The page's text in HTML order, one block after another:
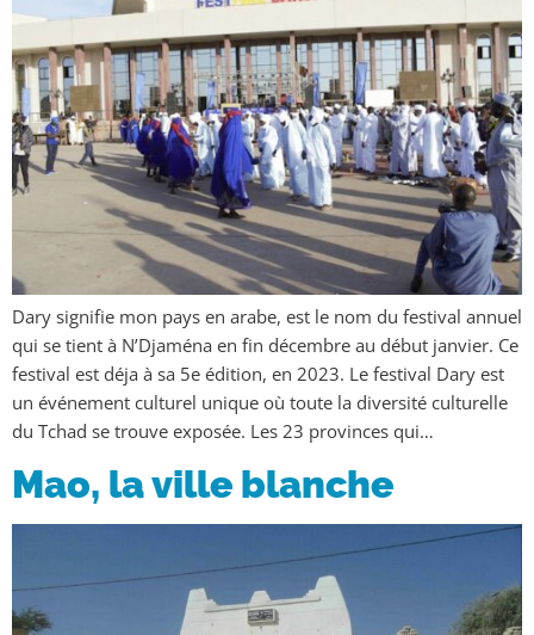
Dary signifie mon pays en arabe, est le nom du festival annuel
qui se tient à N’Djaména en fin décembre au début janvier. Ce
festival est déja à sa 5e édition, en 2023. Le festival Dary est
un événement culturel unique où toute la diversité culturelle
du Tchad se trouve exposée. Les 23 provinces qui…
Mao, la ville blanche